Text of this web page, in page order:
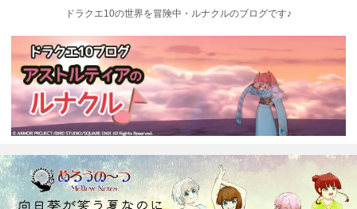
ドラクエ10の世界を冒険中・ルナクルのブログです♪